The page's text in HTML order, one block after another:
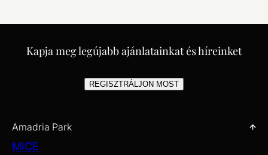
Kapja meg legújabb ajánlatainkat és híreinket
REGISZTRÁLJON MOST
Amadria Park
MICE